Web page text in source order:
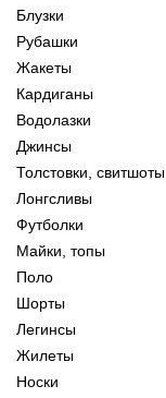
Блузки
Рубашки
Жакеты
Кардиганы
Водолазки
Джинсы
Толстовки, свитшоты
Лонгсливы
Футболки
Майки, топы
Поло
Шорты
Легинсы
Жилеты
Носки